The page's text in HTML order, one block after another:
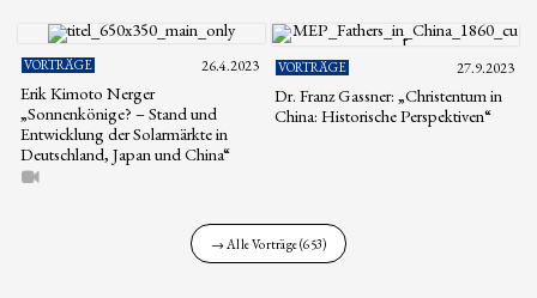
VORTRÄGE 26.4.2023
Erik Kimoto Nerger
„Sonnenkönige? – Stand und
Entwicklung der Solarmärkte in
Deutschland, Japan und China“
VORTRÄGE 27.9.2023
Dr. Franz Gassner: „Christentum in
China: Historische Perspektiven“
→ Alle Vorträge (653)